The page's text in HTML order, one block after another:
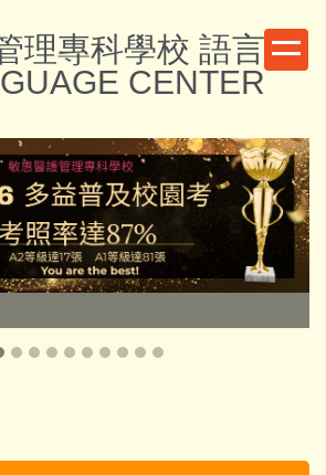
理專科學校 語言中
CENTER